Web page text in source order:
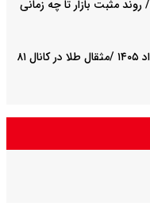
پیش‌بینی بورس فردا یکشنبه ۱۸ مرداد ۱۴۰۵/ روند مثبت بازار تا چه زمانی
پیش‌ بینی قیمت طلا و سکه یکشنبه ۱۸ مرداد ۱۴۰۵ /مثقال طلا در کانال ۸۱